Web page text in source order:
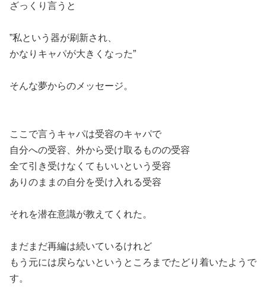
ざっくり言うと
”私という器が刷新され、
かなりキャパが大きくなった”
そんな夢からのメッセージ。
ここで言うキャパは受容のキャパで
自分への受容、外から受け取るものの受容
全て引き受けなくてもいいという受容
ありのままの自分を受け入れる受容
それを潜在意識が教えてくれた。
まだまだ再編は続いているけれど
もう元には戻らないというところまでたどり着いたようで
す。